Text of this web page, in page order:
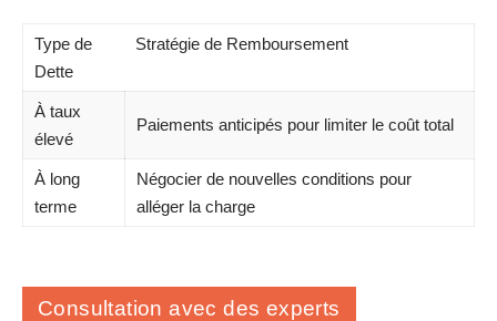
Type de
Dette
Stratégie de Remboursement
À taux
élevé
Paiements anticipés pour limiter le coût total
À long
terme
Négocier de nouvelles conditions pour
alléger la charge
Consultation avec des experts